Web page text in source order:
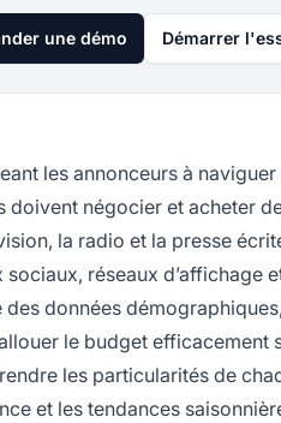
une démo Démarrer
les annonceurs à
négocier et acheter
la radio et la presse
réseaux d’affichage
données
le budget efficacement
les particularités de
et les tendances